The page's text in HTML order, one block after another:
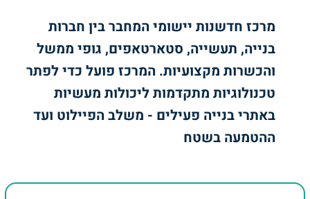
מרכז חדשנות יישומי המחבר בין חברות
בנייה, תעשייה, סטארטאפים, גופי ממשל
והכשרות מקצועיות. המרכז פועל כדי לפתר
טכנולוגיות מתקדמות ליכולות מעשיות
באתרי בנייה פעילים - משלב הפיילוט ועד
ההטמעה בשטח